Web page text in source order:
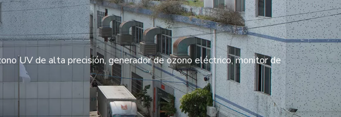
UV de alta precisión, generador de ozono eléctrico, monitor de